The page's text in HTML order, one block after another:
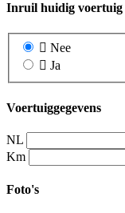
Inruil huidig voertuig
Nee
Ja
Voertuiggegevens
NL
Km
Foto's